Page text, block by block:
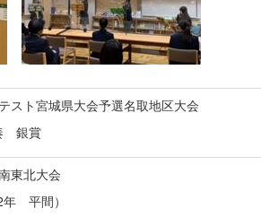
スト宮城県大会予選名取地区大会
銀賞
東北大会
平間）